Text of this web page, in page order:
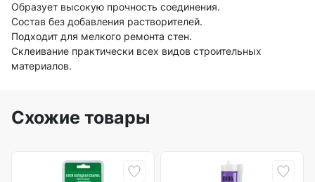
Образует высокую прочность соединения.
Состав без добавления растворителей.
Подходит для мелкого ремонта стен.
Склеивание практически всех видов строительных
материалов.
Схожие товары